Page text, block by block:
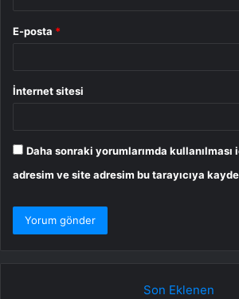
E-posta *
İnternet sitesi
Daha sonraki yorumlarımda kullanılması
adresim ve site adresim bu tarayıcıya
Son Eklenen